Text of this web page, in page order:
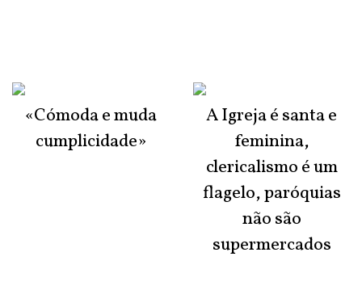
«Cómoda e muda
cumplicidade»
A Igreja é santa e
feminina,
clericalismo é um
flagelo, paróquias
não são
supermercados